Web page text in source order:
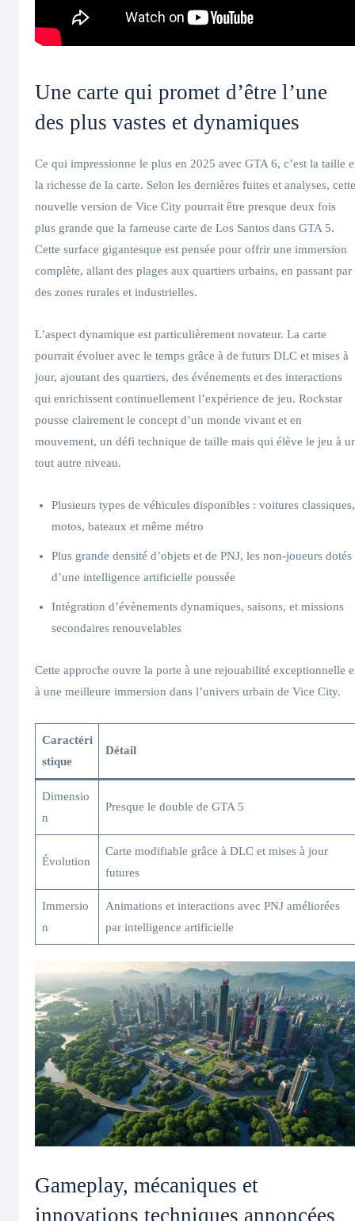
Une carte qui promet d’être l’une
des plus vastes et dynamiques
Ce qui impressionne le plus en 2025 avec GTA 6, c’est la taille
la richesse de la carte. Selon les dernières fuites et analyses, cette
nouvelle version de Vice City pourrait être presque deux fois
plus grande que la fameuse carte de Los Santos dans GTA 5.
Cette surface gigantesque est pensée pour offrir une immersion
complète, allant des plages aux quartiers urbains, en passant par
des zones rurales et industrielles.
L’aspect dynamique est particulièrement novateur. La carte
pourrait évoluer avec le temps grâce à de futurs DLC et mises à
jour, ajoutant des quartiers, des événements et des interactions
qui enrichissent continuellement l’expérience de jeu. Rockstar
pousse clairement le concept d’un monde vivant et en
mouvement, un défi technique de taille mais qui élève le jeu à
tout autre niveau.
Plusieurs types de véhicules disponibles : voitures classiques,
motos, bateaux et même métro
Plus grande densité d’objets et de PNJ, les non-joueurs dotés
d’une intelligence artificielle poussée
Intégration d’évènements dynamiques, saisons, et missions
secondaires renouvelables
Cette approche ouvre la porte à une rejouabilité exceptionnelle
à une meilleure immersion dans l’univers urbain de Vice City.
Caractéri
stique
Détail
Dimensio
n
Presque le double de GTA 5
Évolution
Carte modifiable grâce à DLC et mises à jour
futures
Immersio
n
Animations et interactions avec PNJ améliorées
par intelligence artificielle
Gameplay, mécaniques et
innovations techniques annoncées